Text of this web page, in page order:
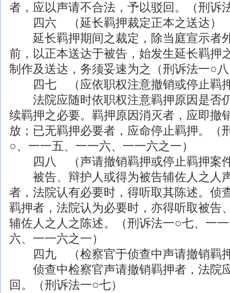
者，应以声请不合法，予以驳回。（刑诉
四六 （延长羁押裁定正本之送达）
延长羁押期间之裁定，除当庭宣示者
前，以正本送达于被告，始发生延长羁押
制作及送达，务须妥速为之（刑诉法一○
四七 （应依职权注意撤销或停止羁
法院应随时依职权注意羁押原因是否
续羁押之必要。羁押原因消灭者，应即撤
放；已无羁押必要者，应命停止羁押。（
○、一一五、一一六、一一六之一）
四八 （声请撤销羁押或停止羁押案
被告、辩护人或得为被告辅佐人之人
者，法院认有必要时，得听取其陈述。侦
羁押者，法院认为必要时，亦得听取被告
辅佐人之人之陈述。（刑诉法一○七、一
六、一一六之一）
四九 （检察官于侦查中声请撤销羁
侦查中检察官声请撤销羁押者，法院
回。（刑诉法一○七）